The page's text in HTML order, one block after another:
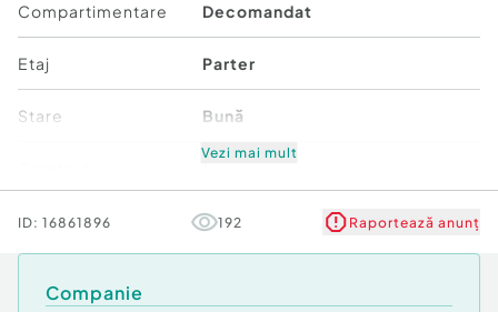
Compartimentare Decomandat
Etaj Parter
Stare Bună
Vezi mai mult
ID: 16861896 192 Raportează anunț
Companie